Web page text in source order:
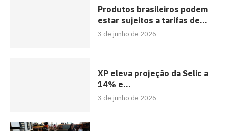
Produtos brasileiros podem
estar sujeitos a tarifas de...
3 de junho de 2026
XP eleva projeção da Selic a
14% e...
3 de junho de 2026